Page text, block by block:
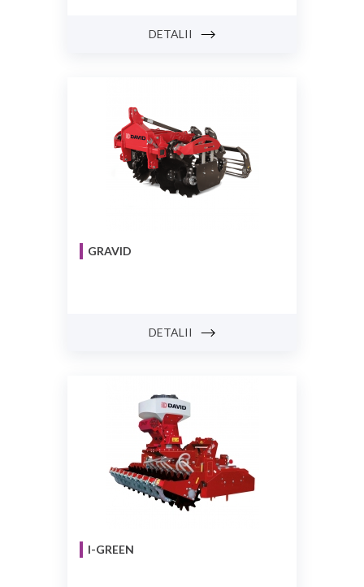
DETALII
GRAVID
DETALII
I-GREEN